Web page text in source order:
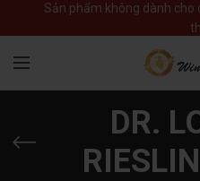
DR.
Sản phẩm không dành